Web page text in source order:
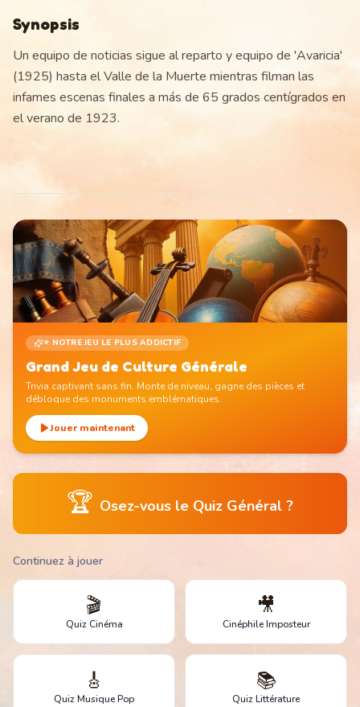
Synopsis
Un equipo de noticias sigue al reparto y equipo de 'Avaricia'
(1925) hasta el Valle de la Muerte mientras filman las
infames escenas finales a más de 65 grados centígrados en
el verano de 1923.
⭐ NOTRE JEU LE PLUS ADDICTIF
Grand Jeu de Culture Générale
Trivia captivant sans fin. Monte de niveau, gagne des pièces et
débloque des monuments emblématiques.
Jouer maintenant
🏆 Osez-vous le Quiz Général ?
Continuez à jouer
🎬
Quiz Cinéma
🎥
Cinéphile Imposteur
🎸
Quiz Musique Pop
📚
Quiz Littérature